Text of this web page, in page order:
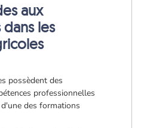
aux
les
possèdent des
professionnelles
des formations